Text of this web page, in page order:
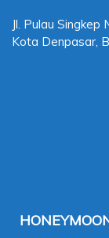
Jl. Pulau Singkep
Kota Denpasar,